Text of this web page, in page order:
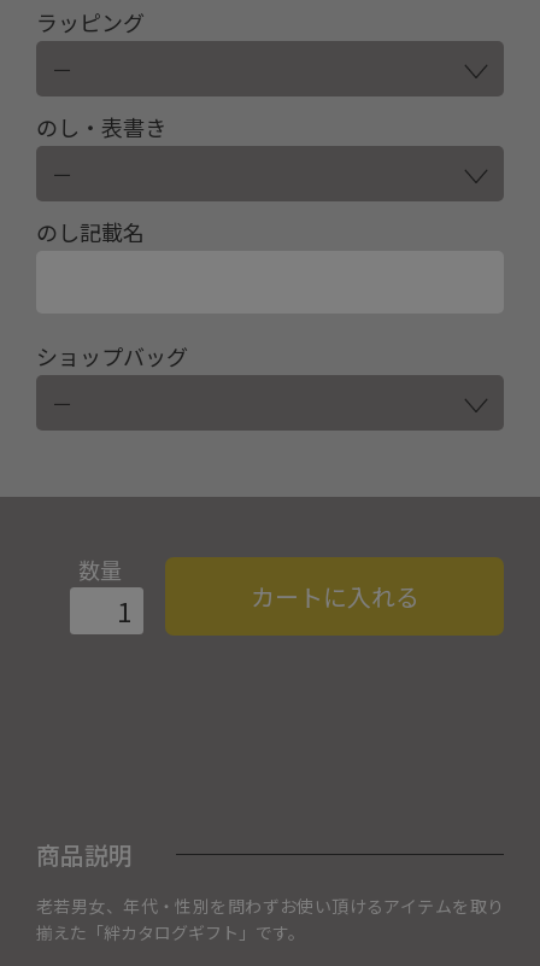
ラッピング
のし・表書き
のし記載名
ショップバッグ
数量
カートに入れる
商品説明
老若男女、年代・性別を問わずお使い頂けるアイテムを取り
揃えた「絆カタログギフト」です。